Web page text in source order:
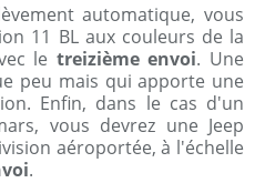
automatique, vous
11 BL aux couleurs de la
le treizième envoi. Une
peu mais qui apporte une
Enfin, dans le cas d'un
vous devrez une Jeep
aéroportée, à l'échelle
.